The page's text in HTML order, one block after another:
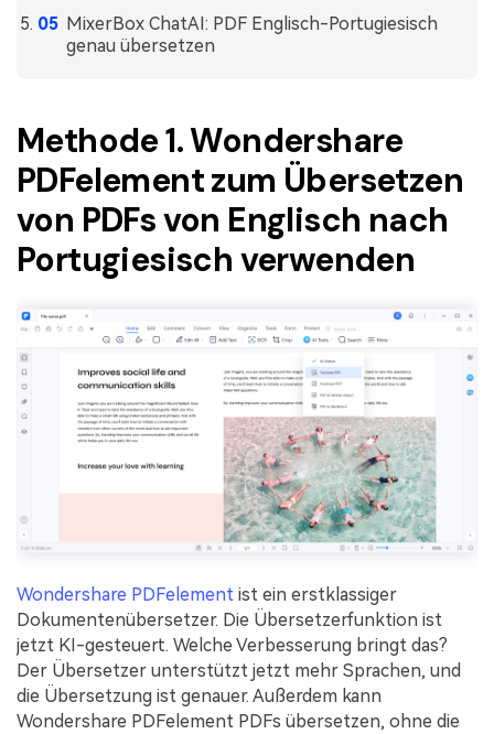
MixerBox ChatAI: PDF Englisch-Portugiesisch
genau übersetzen
Methode 1. Wondershare
PDFelement zum Übersetzen
von PDFs von Englisch nach
Portugiesisch verwenden
Wondershare PDFelement ist ein erstklassiger
Dokumentenübersetzer. Die Übersetzerfunktion ist
jetzt KI-gesteuert. Welche Verbesserung bringt das?
Der Übersetzer unterstützt jetzt mehr Sprachen, und
die Übersetzung ist genauer. Außerdem kann
Wondershare PDFelement PDFs übersetzen, ohne die